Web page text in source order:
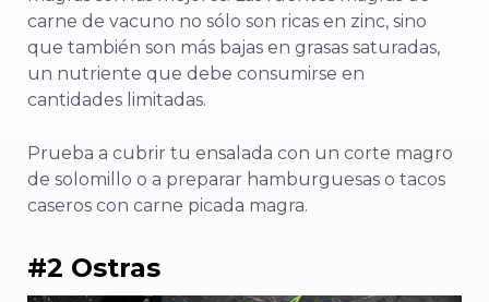
carne de vacuno no sólo son ricas en zinc, sino
que también son más bajas en grasas saturadas,
un nutriente que debe consumirse en
cantidades limitadas.
Prueba a cubrir tu ensalada con un corte magro
de solomillo o a preparar hamburguesas o tacos
caseros con carne picada magra.
#2 Ostras